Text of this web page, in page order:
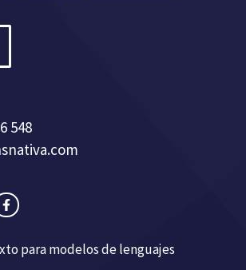
548
para modelos de lenguajes